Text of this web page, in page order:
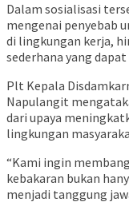
Dalam sosialisasi
mengenai penyebab
di lingkungan kerja,
sederhana yang
Plt Kepala
Napulangit
dari upaya
lingkungan
“Kami ingin
kebakaran bukan
menjadi tanggung